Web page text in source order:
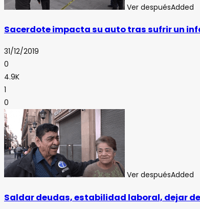
Ver despuésAdded
Sacerdote impacta su auto tras sufrir un
31/12/2019
0
4.9K
1
0
Ver despuésAdded
Saldar deudas, estabilidad laboral, dejar